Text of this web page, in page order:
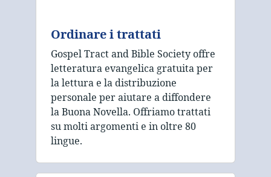
Ordinare i trattati
Gospel Tract and Bible Society offre
letteratura evangelica gratuita per
la lettura e la distribuzione
personale per aiutare a diffondere
la Buona Novella. Offriamo trattati
su molti argomenti e in oltre 80
lingue.